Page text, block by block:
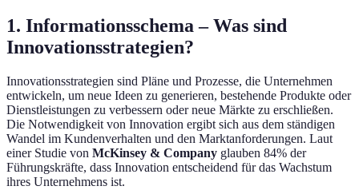
1. Informationsschema – Was sind
Innovationsstrategien?
Innovationsstrategien sind Pläne und Prozesse, die Unternehmen
entwickeln, um neue Ideen zu generieren, bestehende Produkte oder
Dienstleistungen zu verbessern oder neue Märkte zu erschließen.
Die Notwendigkeit von Innovation ergibt sich aus dem ständigen
Wandel im Kundenverhalten und den Marktanforderungen. Laut
einer Studie von McKinsey & Company glauben 84% der
Führungskräfte, dass Innovation entscheidend für das Wachstum
ihres Unternehmens ist.